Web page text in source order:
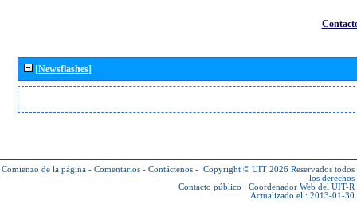
[Newsflashes]
Comienzo de la página - Comentarios - Contáctenos - Copyright © UIT 2026 Reservados todos
los derechos
Contacto público : Coordenador Web del UIT-R
Actualizado el : 2013-01-30